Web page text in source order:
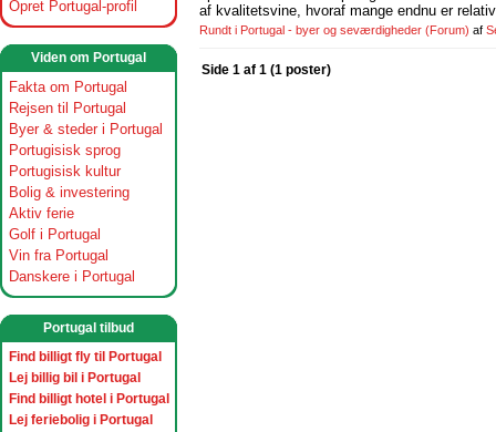
Opret Portugal-profil
Viden om Portugal
Fakta om Portugal
Rejsen til Portugal
Byer & steder i Portugal
Portugisisk sprog
Portugisisk kultur
Bolig & investering
Aktiv ferie
Golf i Portugal
Vin fra Portugal
Danskere i Portugal
Portugal tilbud
Find billigt fly til Portugal
Lej billig bil i Portugal
Find billigt hotel i Portugal
Lej feriebolig i Portugal
af kvalitetsvine, hvoraf mange endnu er
Rundt i Portugal - byer og seværdigheder (Forum) af
Side 1 af 1 (1 poster)